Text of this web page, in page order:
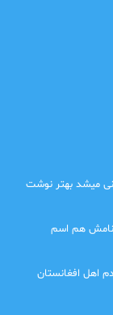
میشد بهتر نوشت
هم اسم
اهل افغانستان